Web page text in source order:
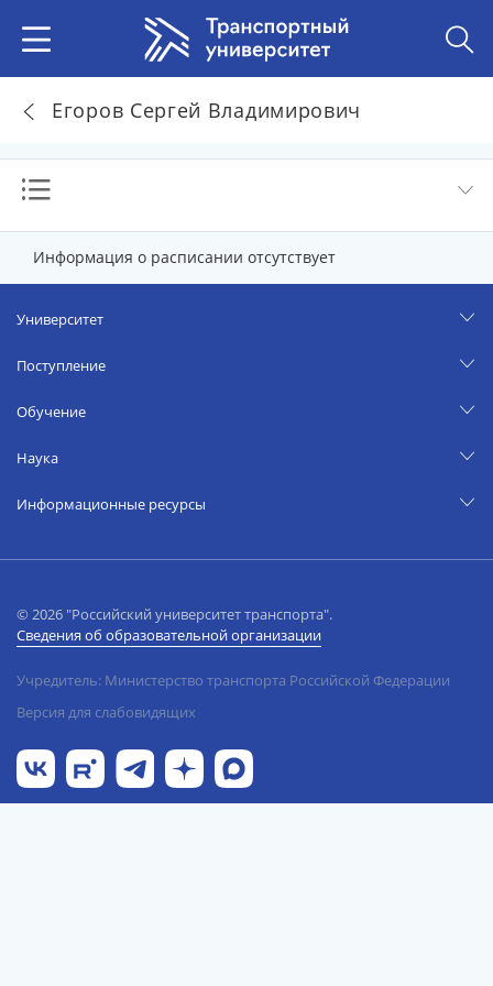
Егоров Сергей Владимирович
Информация о расписании отсутствует
Университет
Поступление
Обучение
Наука
Информационные ресурсы
© 2026 "Российский университет транспорта".
Сведения об образовательной организации
Учредитель: Министерство транспорта Российской Федерации
Версия для слабовидящих